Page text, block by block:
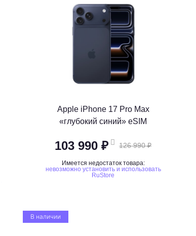
Apple iPhone 17 Pro Max
«глубокий синий» eSIM
103 990 ₽ 126 990 ₽
Имеется недостаток товара:
невозможно установить и использовать
RuStore
В наличии